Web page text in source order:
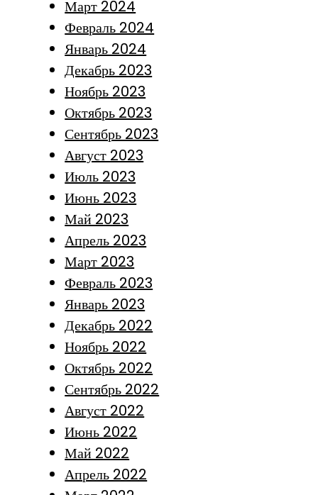
Март 2024
Февраль 2024
Январь 2024
Декабрь 2023
Ноябрь 2023
Октябрь 2023
Сентябрь 2023
Август 2023
Июль 2023
Июнь 2023
Май 2023
Апрель 2023
Март 2023
Февраль 2023
Январь 2023
Декабрь 2022
Ноябрь 2022
Октябрь 2022
Сентябрь 2022
Август 2022
Июнь 2022
Май 2022
Апрель 2022